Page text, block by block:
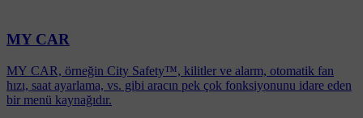
MY CAR
MY CAR, örneğin City Safety™, kilitler ve alarm, otomatik fan
hızı, saat ayarlama, vs. gibi aracın pek çok fonksiyonunu idare eden
bir menü kaynağıdır.